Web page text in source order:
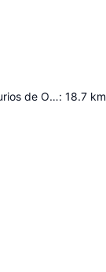
Monumento Natural das Pegadas de Dinossáurios de Ourém/Torres Novas: 18.7 km